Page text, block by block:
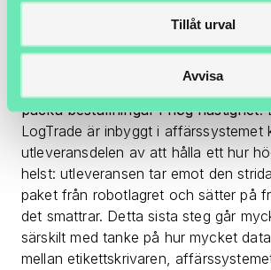
Tillåt urval
Avvisa
är så kvickt att man häpnar.
Royal Designs robotlager är, i sig
packa beställningar i hög hastighet.
LogTrade är inbyggt i affärssystemet
utleveransdelen av att hålla ett hur
helst: utleveransen tar emot den
paket från robotlagret och sätter på
det smattrar. Detta sista steg går
särskilt med tanke på hur mycket
mellan etikettskrivaren,